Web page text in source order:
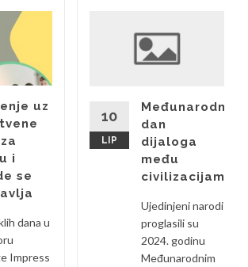
uz
i
se
dana u
Impress
10
LIP
Međunarodni
dan
dijaloga
među
civilizacijama
Ujedinjeni narodi
proglasili su
2024. godinu
Međunarodnim